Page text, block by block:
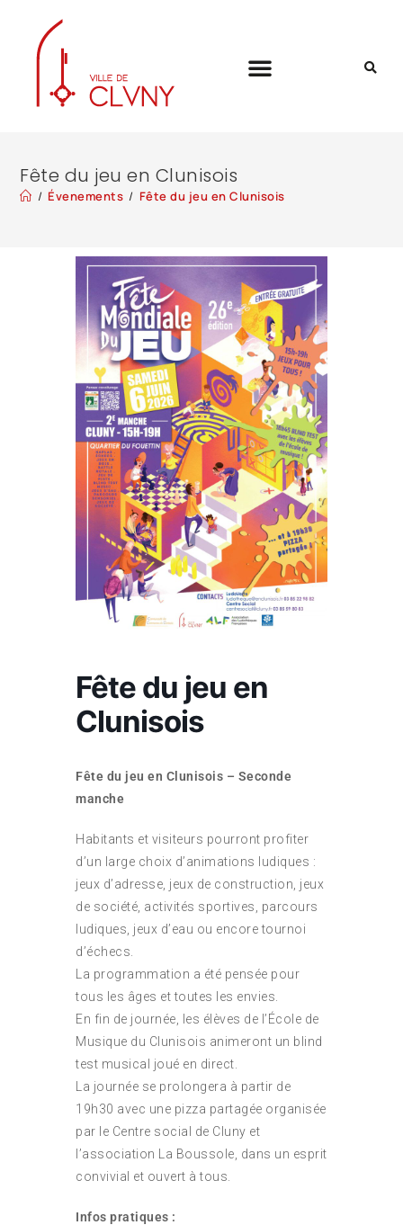
Fête du jeu en Clunisois
/ Évenements / Fête du jeu en Clunisois
Fête du jeu en
Clunisois
Fête du jeu en Clunisois – Seconde
manche
Habitants et visiteurs pourront profiter
d’un large choix d’animations ludiques :
jeux d’adresse, jeux de construction, jeux
de société, activités sportives, parcours
ludiques, jeux d’eau ou encore tournoi
d’échecs.
La programmation a été pensée pour
tous les âges et toutes les envies.
En fin de journée, les élèves de l’École de
Musique du Clunisois animeront un blind
test musical joué en direct.
La journée se prolongera à partir de
19h30 avec une pizza partagée organisée
par le Centre social de Cluny et
l’association La Boussole, dans un esprit
convivial et ouvert à tous.
Infos pratiques :